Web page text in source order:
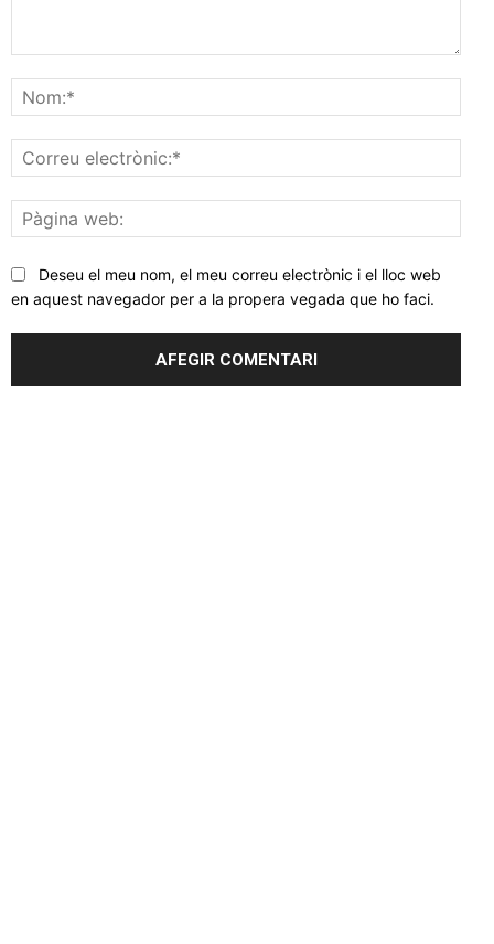
web:
Deseu el meu nom, el meu correu electrònic i el lloc web
en aquest navegador per a la propera vegada que ho faci.